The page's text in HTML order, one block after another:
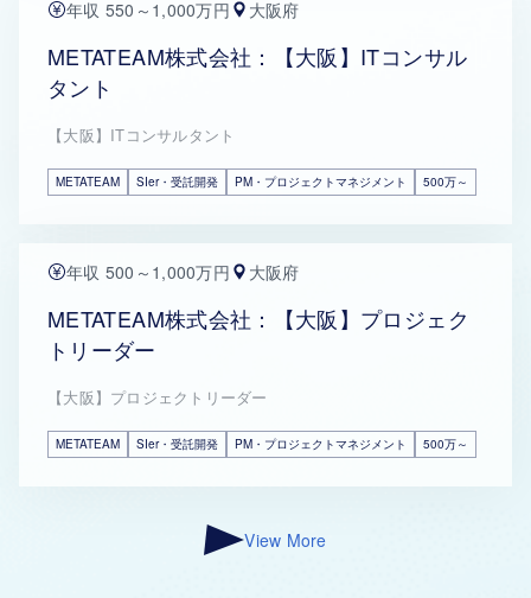
年収 550～1,000万円 大阪府
METATEAM株式会社：【大阪】ITコンサル
タント
【大阪】ITコンサルタント
METATEAM SIer・受託開発 PM・プロジェクトマネジメント 500万～
年収 500～1,000万円 大阪府
METATEAM株式会社：【大阪】プロジェク
トリーダー
【大阪】プロジェクトリーダー
METATEAM SIer・受託開発 PM・プロジェクトマネジメント 500万～
View More